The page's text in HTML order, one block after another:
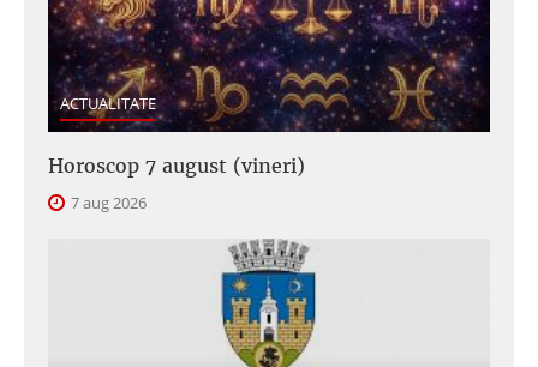
ACTUALITATE
Horoscop 7 august (vineri)
7 aug 2026